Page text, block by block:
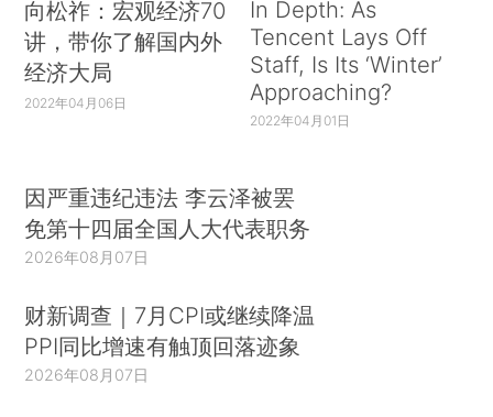
向松祚：宏观经济70
讲，带你了解国内外
经济大局
2022年04月06日
In Depth: As
Tencent Lays Off
Staff, Is Its ‘Winter’
Approaching?
2022年04月01日
因严重违纪违法 李云泽被罢
免第十四届全国人大代表职务
2026年08月07日
财新调查｜7月CPI或继续降温
PPI同比增速有触顶回落迹象
2026年08月07日